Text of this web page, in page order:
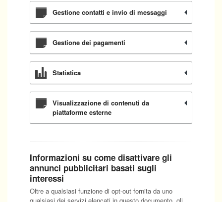
Gestione contatti e invio di messaggi
Gestione dei pagamenti
Statistica
Visualizzazione di contenuti da
piattaforme esterne
Informazioni su come disattivare gli
annunci pubblicitari basati sugli
interessi
Oltre a qualsiasi funzione di opt-out fornita da uno
qualsiasi dei servizi elencati in questo documento, gli